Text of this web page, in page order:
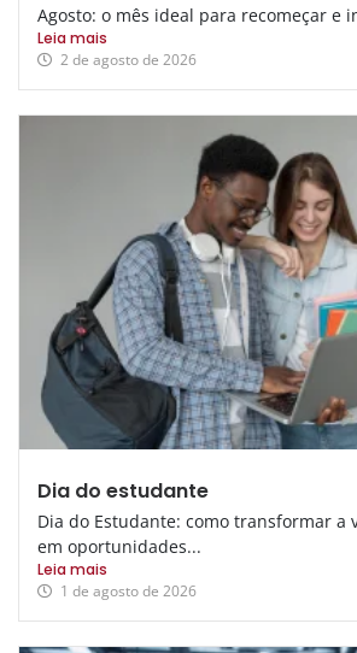
Agosto: o mês ideal para recomeçar e
Leia mais
2 de agosto de 2026
Dia do estudante
Dia do Estudante: como transformar a
em oportunidades...
Leia mais
1 de agosto de 2026